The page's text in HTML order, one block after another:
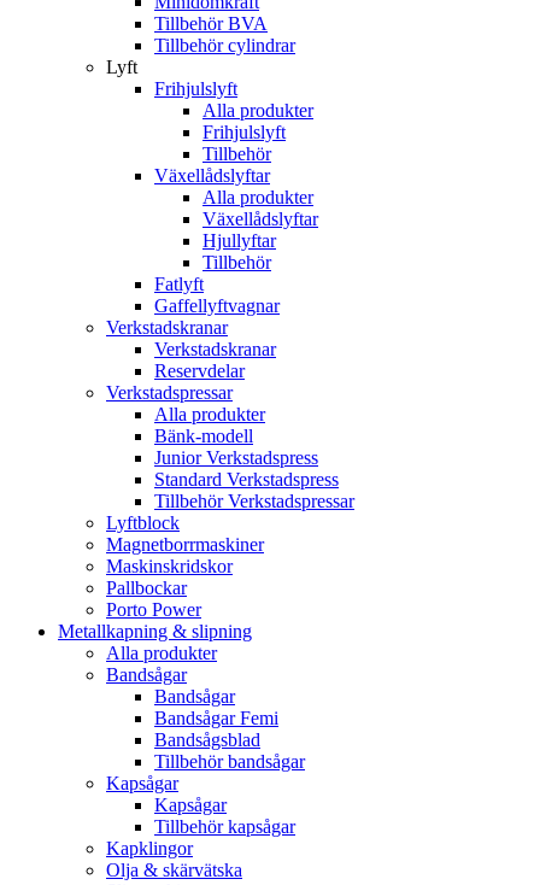
Tillbehör BVA
Tillbehör cylindrar
Lyft
Frihjulslyft
Alla produkter
Frihjulslyft
Tillbehör
Växellådslyftar
Alla produkter
Växellådslyftar
Hjullyftar
Tillbehör
Fatlyft
Gaffellyftvagnar
Verkstadskranar
Verkstadskranar
Reservdelar
Verkstadspressar
Alla produkter
Bänk-modell
Junior Verkstadspress
Standard Verkstadspress
Tillbehör Verkstadspressar
Lyftblock
Magnetborrmaskiner
Maskinskridskor
Pallbockar
Porto Power
Metallkapning & slipning
Alla produkter
Bandsågar
Bandsågar
Bandsågar Femi
Bandsågsblad
Tillbehör bandsågar
Kapsågar
Kapsågar
Tillbehör kapsågar
Kapklingor
Olja & skärvätska